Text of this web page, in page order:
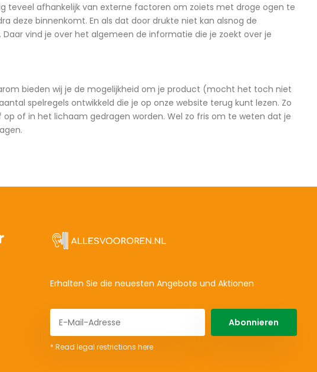
teveel afhankelijk van externe factoren om zoiets met droge ogen te
deze binnenkomt. En als dat door drukte niet kan alsnog de
vind je over het algemeen de informatie die je zoekt over je
bieden wij je de mogelijkheid om je product (mocht het toch niet
spelregels ontwikkeld die je op onze website terug kunt lezen. Zo
of in het lichaam gedragen worden. Wel zo fris om te weten dat je
Erhalten Sie die neuesten Angebote und Aktionen
Abonnieren
* Read legal restrictions here